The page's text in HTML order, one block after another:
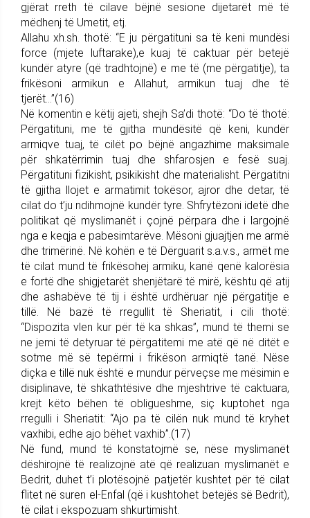
gjërat rreth të cilave bëjnë sesione dijetarët më të
mëdhenj të Umetit, etj.
Allahu xh.sh. thotë: “E ju përgatituni sa të keni mundësi
force (mjete luftarake),e kuaj të caktuar për betejë
kundër atyre (që tradhtojnë) e me të (me përgatitje), ta
frikësoni armikun e Allahut, armikun tuaj dhe të
tjerët…”(16)
Në komentin e këtij ajeti, shejh Sa’di thotë: “Do të thotë:
Përgatituni, me të gjitha mundësitë që keni, kundër
armiqve tuaj, të cilët po bëjnë angazhime maksimale
për shkatërrimin tuaj dhe shfarosjen e fesë suaj.
Përgatituni fizikisht, psikikisht dhe materialisht. Përgatitni
të gjitha llojet e armatimit tokësor, ajror dhe detar, të
cilat do t’ju ndihmojnë kundër tyre. Shfrytëzoni idetë dhe
politikat që myslimanët i çojnë përpara dhe i largojnë
nga e keqja e pabesimtarëve. Mësoni gjuajtjen me armë
dhe trimërinë. Në kohën e të Dërguarit s.a.v.s., armët me
të cilat mund të frikësohej armiku, kanë qenë kalorësia
e fortë dhe shigjetarët shenjëtarë të mirë, kështu që atij
dhe ashabëve të tij i është urdhëruar një përgatitje e
tillë. Në bazë të rregullit të Sheriatit, i cili thotë:
“Dispozita vlen kur për të ka shkas”, mund të themi se
ne jemi të detyruar të përgatitemi me atë që në ditët e
sotme më së tepërmi i frikëson armiqtë tanë. Nëse
diçka e tillë nuk është e mundur përveçse me mësimin e
disiplinave, të shkathtësive dhe mjeshtrive të caktuara,
krejt këto bëhen të obligueshme, siç kuptohet nga
rregulli i Sheriatit: “Ajo pa të cilën nuk mund të kryhet
vaxhibi, edhe ajo bëhet vaxhib”.(17)
Në fund, mund të konstatojmë se, nëse myslimanët
dëshirojnë të realizojnë atë që realizuan myslimanët e
Bedrit, duhet t’i plotësojnë patjetër kushtet për të cilat
flitet në suren el-Enfal (që i kushtohet betejës së Bedrit),
të cilat i ekspozuam shkurtimisht.